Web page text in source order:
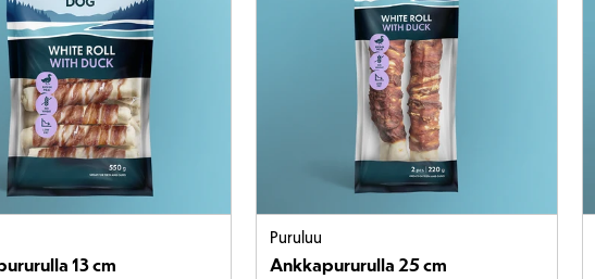
13 cm
Puruluu
Ankkapururulla 25 cm